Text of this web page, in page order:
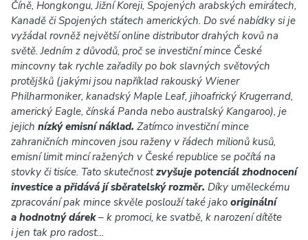
Číně, Hongkongu, Jižní Koreji, Spojených arabských emirátech,
Kanadě či Spojených státech amerických. Do své nabídky si je
vyžádal rovněž největší online distributor drahých kovů na
světě. Jedním z důvodů, proč se investiční mince České
mincovny tak rychle zařadily po bok slavných světových
protějšků (jakými jsou například rakouský Wiener
Philharmoniker, kanadský Maple Leaf, jihoafrický Krugerrand,
americký Eagle, čínská Panda nebo australský Kangaroo), je
jejich nízký emisní náklad. Zatímco investiční mince
zahraničních mincoven jsou raženy v řádech milionů kusů,
emisní limit mincí ražených v České republice se počítá na
stovky či tisíce. Tato skutečnostzvyšuje potenciál zhodnocení
investice a přidává jí sběratelský rozměr. Díky uměleckému
zpracování pak mince skvěle poslouží také jako originální
a hodnotný dárek– k promoci, ke svatbě, k narození dítěte
i jen tak pro radost…